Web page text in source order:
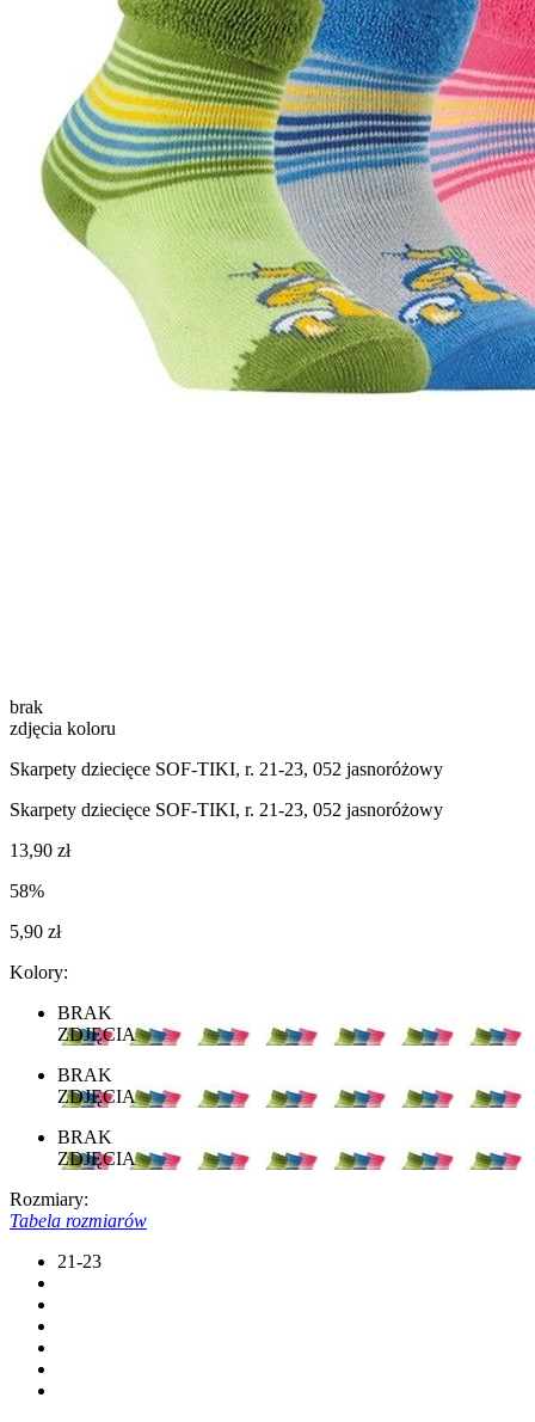
brak
zdjęcia koloru
Skarpety dziecięce SOF-TIKI, r. 21-23, 052 jasnoróżowy
Skarpety dziecięce SOF-TIKI, r. 21-23, 052 jasnoróżowy
13,90 zł
58%
5,90 zł
Kolory:
BRAK
ZDJĘCIA
BRAK
ZDJĘCIA
BRAK
ZDJĘCIA
Rozmiary:
Tabela rozmiarów
21-23